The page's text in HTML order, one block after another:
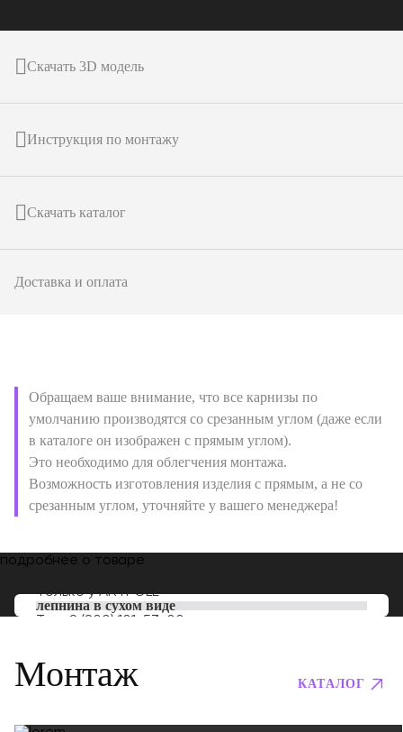
Скачать 3D модель
Инструкция по монтажу
Скачать каталог
Доставка и оплата
Обращаем ваше внимание, что все карнизы по
умолчанию производятся со срезанным углом (даже если
в каталоге он изображен с прямым углом).
Это необходимо для облегчения монтажа.
Возможность изготовления изделия с прямым, а не со
срезанным углом, уточняйте у вашего менеджера!
подробнее о товаре
Только уARTPOLE
лепнина в сухом виде
Тел: 8 (800) 101-53-00
Монтаж КАТАЛОГ